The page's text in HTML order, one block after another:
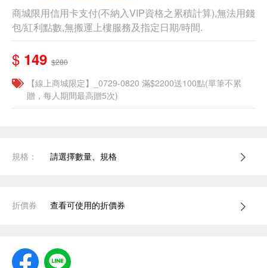
商城限用信用卡支付(不納入VIP資格之累積計算),無法用錢
包/紅利點數,無搬運上樓服務及指定日期/時間.
$ 149 $280
【線上商城限定】_0729-0820 滿$2200送100點(單筆不累
贈，每人期間最高贈5次)
規格： 請選擇數量、規格
折價券 查看可使用的折價券